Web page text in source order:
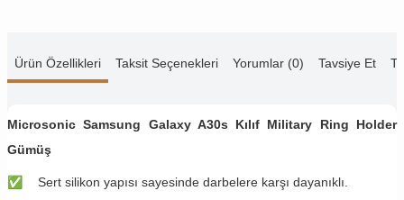
Ürün Özellikleri Taksit Seçenekleri Yorumlar (0) Tavsiye Et
Microsonic Samsung Galaxy A30s Kılıf Military Ring Holder
Gümüş
✅ Sert silikon yapısı sayesinde darbelere karşı dayanıklı.